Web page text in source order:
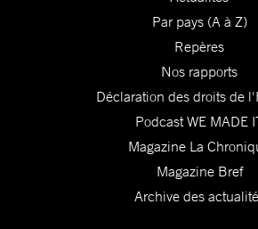
Par pays (A à Z)
Repères
Nos rapports
Déclaration des droits de
Podcast WE MADE
Magazine La
Magazine Bref
Archive des